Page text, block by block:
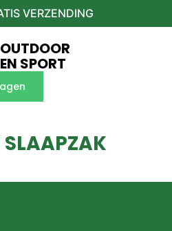
VERZENDING
OUTDOOR
EN SPORT